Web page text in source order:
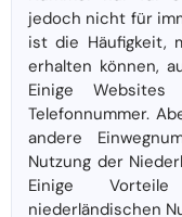
jedoch nicht für
ist die Häufigkeit,
erhalten können,
Einige Websites
Telefonnummer.
andere
Nutzung der
Einige
niederländischen